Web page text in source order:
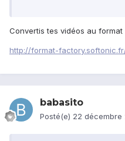
Convertis tes vidéos au
http://format-
babasito
Posté(e) 22 décembre